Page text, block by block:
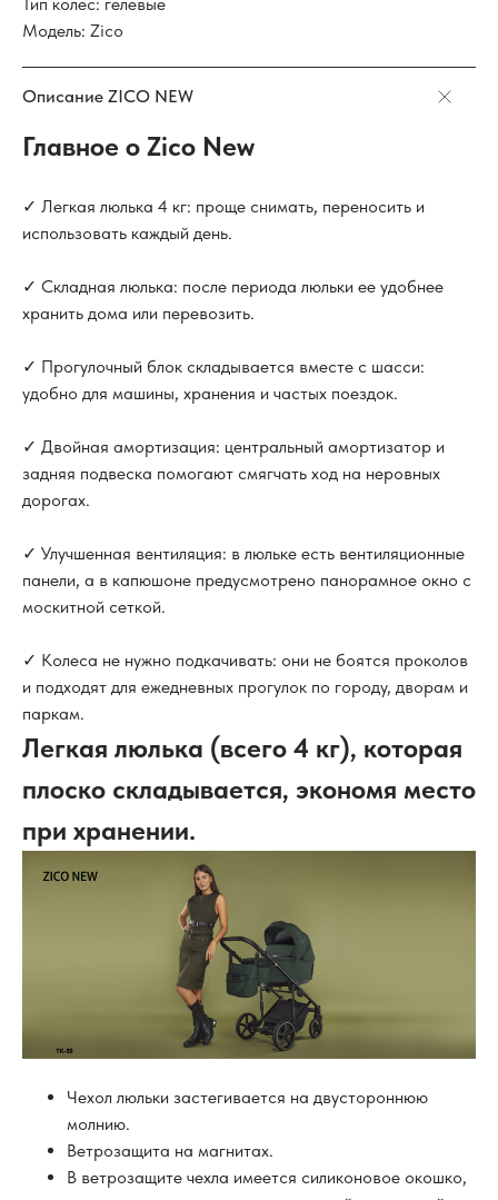
Модель: Zico
Описание ZICO NEW
Главное о Zico New
✓ Легкая люлька 4 кг: проще снимать, переносить и
использовать каждый день.
✓ Складная люлька: после периода люльки ее удобнее
хранить дома или перевозить.
✓ Прогулочный блок складывается вместе с шасси:
удобно для машины, хранения и частых поездок.
✓ Двойная амортизация: центральный амортизатор и
задняя подвеска помогают смягчать ход на неровных
дорогах.
✓ Улучшенная вентиляция: в люльке есть вентиляционные
панели, а в капюшоне предусмотрено панорамное окно с
москитной сеткой.
✓ Колеса не нужно подкачивать: они не боятся проколов
и подходят для ежедневных прогулок по городу, дворам и
паркам.
Легкая люлька (всего 4 кг), которая
плоско складывается, экономя место
при хранении.
Чехол люльки застегивается на двустороннюю
молнию.
Ветрозащита на магнитах.
В ветрозащите чехла имеется силиконовое окошко,